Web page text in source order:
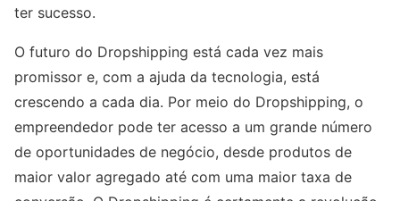
ter sucesso.
O futuro do Dropshipping está cada vez mais
promissor e, com a ajuda da tecnologia, está
crescendo a cada dia. Por meio do Dropshipping, o
empreendedor pode ter acesso a um grande número
de oportunidades de negócio, desde produtos de
maior valor agregado até com uma maior taxa de